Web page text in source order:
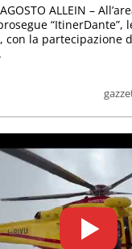
ALLEIN –
“ItinerDante”,
con la partecipazione